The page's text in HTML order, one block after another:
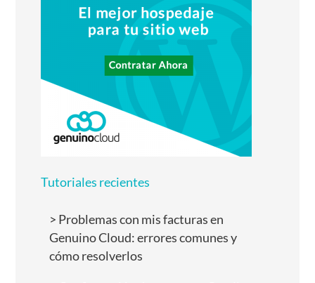
Tutoriales recientes
Problemas con mis facturas en
Genuino Cloud: errores comunes y
cómo resolverlos